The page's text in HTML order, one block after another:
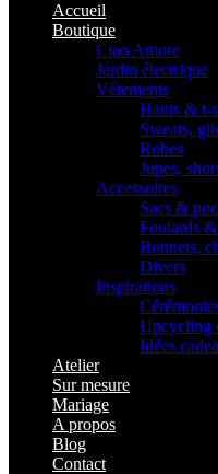
Accueil
Boutique
Ciao Amore
Jardin électrique
Vêtements
Hauts & t-
Sweats,
Robes
Jupes,
Accessoires
Sacs &
Foulards
Bonnets,
Divers
Inspirations
Upcycling
Idées
Atelier
Sur mesure
Mariage
A propos
Blog
Contact